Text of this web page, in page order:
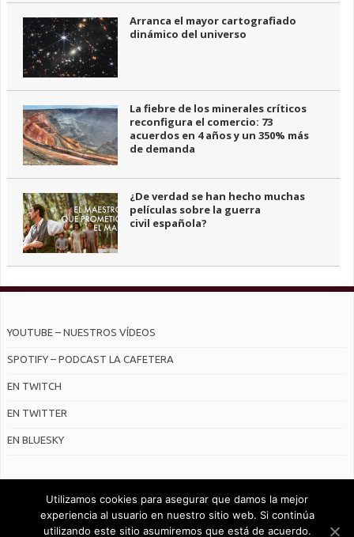
Arranca el mayor cartografiado
dinámico del universo
La fiebre de los minerales críticos
reconfigura el comercio: 73
acuerdos en 4 años y un 350% más
de demanda
¿De verdad se han hecho muchas
películas sobre la guerra
civil española?
YOUTUBE – NUESTROS VÍDEOS
SPOTIFY – PODCAST LA CAFETERA
EN TWITCH
EN TWITTER
EN BLUESKY
© Radiocable en Internet S.L.
Utilizamos cookies para asegurar que damos la mejor
experiencia al usuario en nuestro sitio web. Si continúa
utilizando este sitio asumiremos que está de acuerdo.